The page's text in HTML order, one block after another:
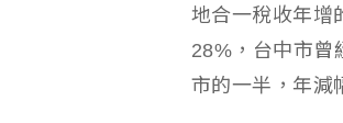
地合一稅收年增
28%，台中市曾
市的一半，年減